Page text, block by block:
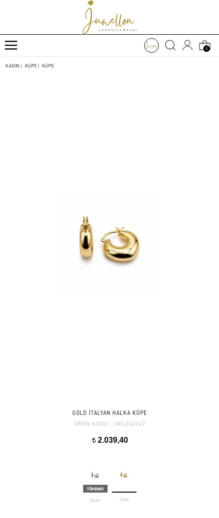
0
KADIN KÜPE KÜPE
GOLD İTALYAN HALKA KÜPE
ÜRÜN KODU : JWL250247
t2.039,40
Silver Gold